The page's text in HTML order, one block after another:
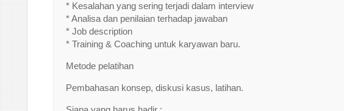
* Kesalahan yang sering terjadi dalam interview
* Analisa dan penilaian terhadap jawaban
* Job description
* Training & Coaching untuk karyawan baru.
Metode pelatihan
Pembahasan konsep, diskusi kasus, latihan.